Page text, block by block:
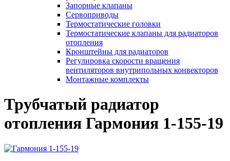
Запорные клапаны
Сервоприводы
Термостатические головки
Термостатические клапаны для радиаторов
отопления
Кронштейны для радиаторов
Регулировка скорости вращения
вентиляторов внутрипольных конвекторов
Монтажные комплекты
Трубчатый радиатор
отопления Гармония 1-155-19